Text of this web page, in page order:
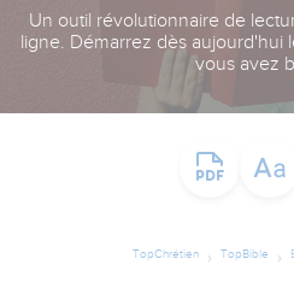
Un outil révolutionnaire de
ligne. Démarrez dès aujourd'hui
vous avez
TopChrétien TopBible